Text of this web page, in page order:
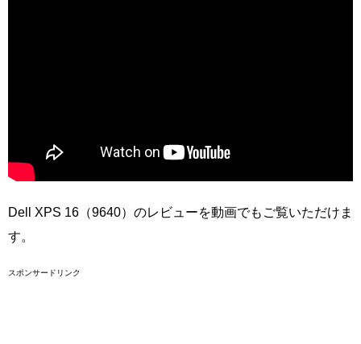
Dell XPS 16（9640）のレビューを動画でもご覧いただけま
す。
スポンサードリンク